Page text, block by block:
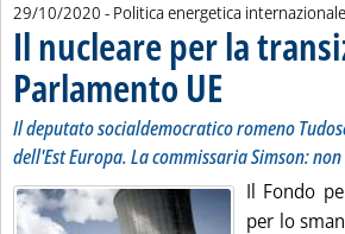
29/10/2020 - Politica energetica internazionale
Il nucleare per la
Parlamento UE
Il deputato socialdemocratico romeno
dell'Est Europa. La commissaria Simson:
Il Fondo
per lo